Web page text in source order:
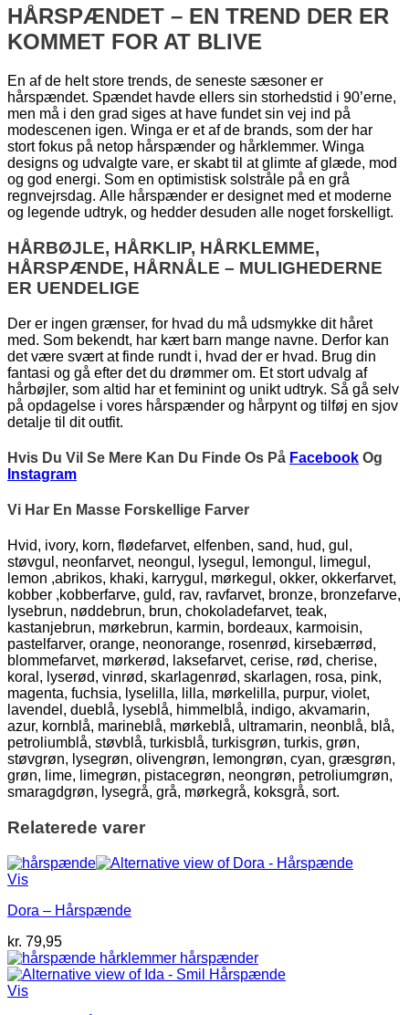
HÅRSPÆNDET – EN TREND DER ER
KOMMET FOR AT BLIVE
En af de helt store trends, de seneste sæsoner er
hårspændet. Spændet havde ellers sin storhedstid i 90’erne,
men må i den grad siges at have fundet sin vej ind på
modescenen igen. Winga er et af de brands, som der har
stort fokus på netop hårspænder og hårklemmer. Winga
designs og udvalgte vare, er skabt til at glimte af glæde, mod
og god energi. Som en optimistisk solstråle på en grå
regnvejrsdag. Alle hårspænder er designet med et moderne
og legende udtryk, og hedder desuden alle noget forskelligt.
HÅRBØJLE, HÅRKLIP, HÅRKLEMME,
HÅRSPÆNDE, HÅRNÅLE – MULIGHEDERNE
ER UENDELIGE
Der er ingen grænser, for hvad du må udsmykke dit håret
med. Som bekendt, har kært barn mange navne. Derfor kan
det være svært at finde rundt i, hvad der er hvad. Brug din
fantasi og gå efter det du drømmer om. Et stort udvalg af
hårbøjler, som altid har et feminint og unikt udtryk. Så gå selv
på opdagelse i vores hårspænder og hårpynt og tilføj en sjov
detalje til dit outfit.
Hvis Du Vil Se Mere Kan Du Finde Os På Facebook Og
Instagram
Vi Har En Masse Forskellige Farver
Hvid, ivory, korn, flødefarvet, elfenben, sand, hud, gul,
støvgul, neonfarvet, neongul, lysegul, lemongul, limegul,
lemon ,abrikos, khaki, karrygul, mørkegul, okker, okkerfarvet,
kobber ,kobberfarve, guld, rav, ravfarvet, bronze, bronzefarve,
lysebrun, nøddebrun, brun, chokoladefarvet, teak,
kastanjebrun, mørkebrun, karmin, bordeaux, karmoisin,
pastelfarver, orange, neonorange, rosenrød, kirsebærrød,
blommefarvet, mørkerød, laksefarvet, cerise, rød, cherise,
koral, lyserød, vinrød, skarlagenrød, skarlagen, rosa, pink,
magenta, fuchsia, lyselilla, lilla, mørkelilla, purpur, violet,
lavendel, dueblå, lyseblå, himmelblå, indigo, akvamarin,
azur, kornblå, marineblå, mørkeblå, ultramarin, neonblå, blå,
petroliumblå, støvblå, turkisblå, turkisgrøn, turkis, grøn,
støvgrøn, lysegrøn, olivengrøn, lemongrøn, cyan, græsgrøn,
grøn, lime, limegrøn, pistacegrøn, neongrøn, petroliumgrøn,
smaragdgrøn, lysegrå, grå, mørkegrå, koksgrå, sort.
Relaterede varer
Vis
Dora – Hårspænde
kr. 79,95
Vis